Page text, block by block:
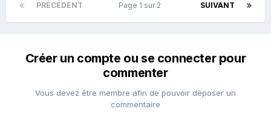
PRÉCÉDENT SUIVANT
Page 1 sur 2
Créer un compte ou se connecter pour
commenter
Vous devez être membre afin de pouvoir déposer un
commentaire